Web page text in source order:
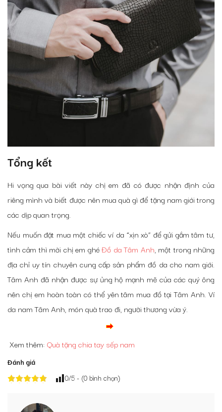
Tổng kết
Hi vọng qua bài viết này chị em đã có được nhận định của
riêng mình và biết được nên mua quà gì để tặng nam giới trong
các dịp quan trọng.
Nếu muốn đặt mua một chiếc ví da “xịn xò” để gửi gắm tâm tư,
tình cảm thì mời chị em ghéĐồ da Tâm Anh , một trong những
địa chỉ uy tín chuyên cung cấp sản phẩm đồ da cho nam giới.
Tâm Anh đã nhận được sự ủng hộ mạnh mẽ của các quý ông
nên chị em hoàn toàn có thể yên tâm mua đồ tại Tâm Anh. Ví
da nam Tâm Anh, món quà trao đi, người thương vừa ý.
Xem thêm: Quà tặng chia tay sếp nam
Đánh giá
0/5 - (0 bình chọn)